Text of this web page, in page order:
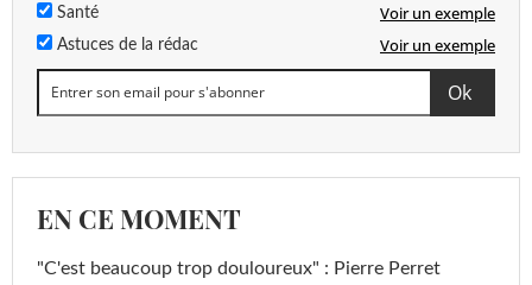
Santé Voir un exemple
Astuces de la rédac Voir un exemple
EN CE MOMENT
"C'est beaucoup trop douloureux" : Pierre Perret